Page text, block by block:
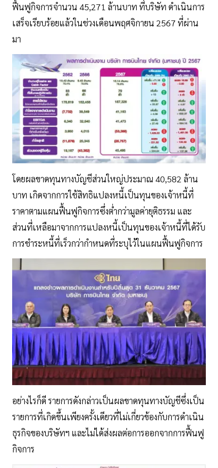
ฟื้นฟูกิจการจำนวน 45,271 ล้านบาท ที่บริษัท ดำเนินการ
เสร็จเรียบร้อยแล้วในช่วงเดือนพฤศจิกายน 2567 ที่ผ่าน
มา
โดยผลขาดทุนทางบัญชีส่วนใหญ่ประมาณ 40,582 ล้าน
บาท เกิดจากการใช้สิทธิแปลงหนี้เป็นทุนของเจ้าหนี้ที่
ราคาตามแผนฟื้นฟูกิจการซึ่งต่ำกว่ามูลค่ายุติธรรม และ
ส่วนที่เหลือมาจากการแปลงหนี้เป็นทุนของเจ้าหนี้ที่ได้รับ
การชำระหนี้ที่เร็วกว่ากำหนดที่ระบุไว้ในแผนฟื้นฟูกิจการ
อย่างไรก็ดี รายการดังกล่าวเป็นผลขาดทุนทางบัญชีซึ่งเป็น
รายการที่เกิดขึ้นเพียงครั้งเดียวที่ไม่เกี่ยวข้องกับการดำเนิน
ธุรกิจของบริษัทฯ และไม่ได้ส่งผลต่อการออกจากการฟื้นฟู
กิจการ